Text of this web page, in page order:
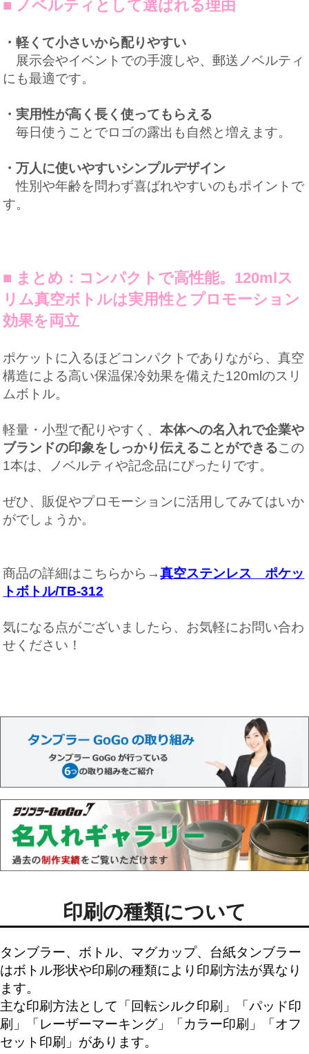
■ ノベルティとして選ばれる理由
・軽くて小さいから配りやすい
展示会やイベントでの手渡しや、郵送ノベルティ
にも最適です。
・実用性が高く長く使ってもらえる
毎日使うことでロゴの露出も自然と増えます。
・万人に使いやすいシンプルデザイン
性別や年齢を問わず喜ばれやすいのもポイントで
す。
■ まとめ：コンパクトで高性能。120mlス
リム真空ボトルは実用性とプロモーション
効果を両立
ポケットに入るほどコンパクトでありながら、真空
構造による高い保温保冷効果を備えた120mlのスリ
ムボトル。
軽量・小型で配りやすく、本体への名入れで企業や
ブランドの印象をしっかり伝えることができるこの
1本は、ノベルティや記念品にぴったりです。
ぜひ、販促やプロモーションに活用してみてはいか
がでしょうか。
商品の詳細はこちらから→真空ステンレス ポケッ
トボトル/TB-312
気になる点がございましたら、お気軽にお問い合わ
せください！
印刷の種類について
タンブラー、ボトル、マグカップ、台紙タンブラー
はボトル形状や印刷の種類により印刷方法が異なり
ます。
主な印刷方法として「回転シルク印刷 」「パッド印
刷 」「 レーザーマーキング」「カラー印刷 」「オフ
セット印刷 」があります。